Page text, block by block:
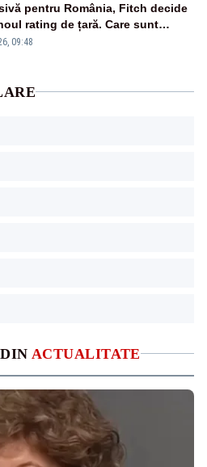
ACTUALITATE
pentru România, Fitch decide
rating de țară. Care sunt
retrogradării la categoria „junk”
09:48